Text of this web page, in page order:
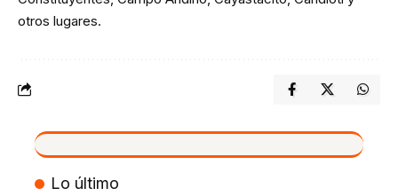
otros lugares.
VIVO
Lo último